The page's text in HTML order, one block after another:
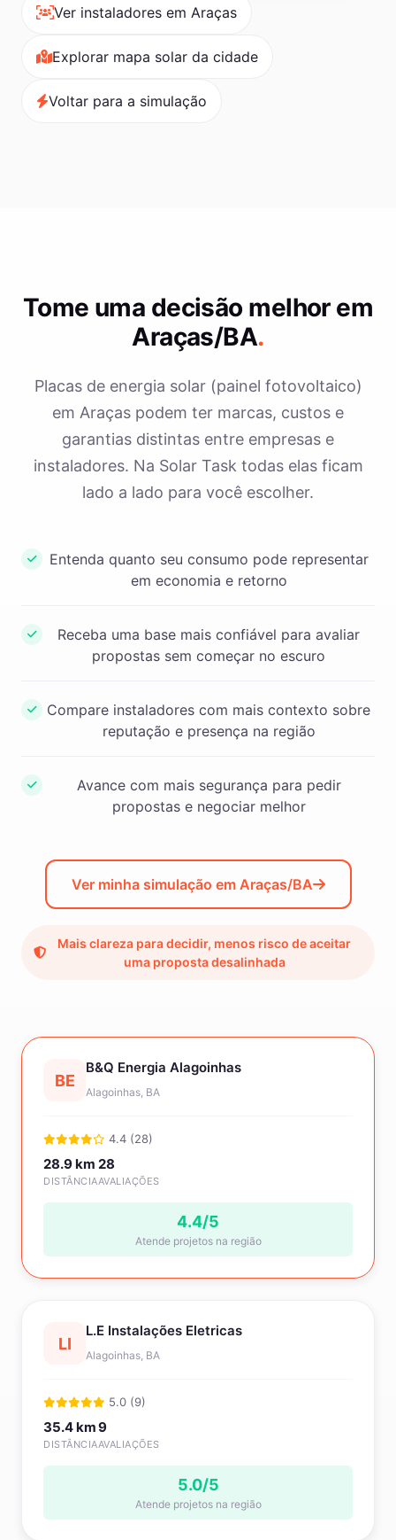
Ver instaladores em Araças
Explorar mapa solar da cidade
Voltar para a simulação
BE
B&Q Energia Alagoinhas
Alagoinhas, BA
4.4 (28)
28.9 km
DISTÂNCIA
28
AVALIAÇÕES
4.4/5
Atende projetos na região
LI
L.E Instalações Eletricas
Alagoinhas, BA
5.0 (9)
35.4 km
DISTÂNCIA
9
AVALIAÇÕES
5.0/5
Atende projetos na região
Tome uma decisão melhor em
Araças/BA.
Placas de energia solar (painel fotovoltaico)
em Araças podem ter marcas, custos e
garantias distintas entre empresas e
instaladores. Na Solar Task todas elas ficam
lado a lado para você escolher.
Entenda quanto seu consumo pode representar
em economia e retorno
Receba uma base mais confiável para avaliar
propostas sem começar no escuro
Compare instaladores com mais contexto sobre
reputação e presença na região
Avance com mais segurança para pedir
propostas e negociar melhor
Ver minha simulação em Araças/BA
Mais clareza para decidir, menos risco de aceitar
uma proposta desalinhada